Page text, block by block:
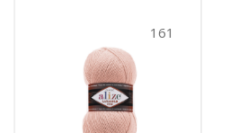
161